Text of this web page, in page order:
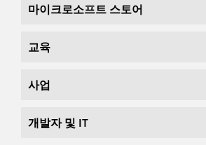
마이크로소프트 스토어
교육
사업
개발자 및 IT